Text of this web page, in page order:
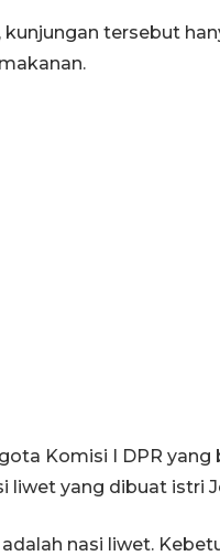
tersebut
Komisi I DPR
liwet yang dibuat istri
nasi liwet.